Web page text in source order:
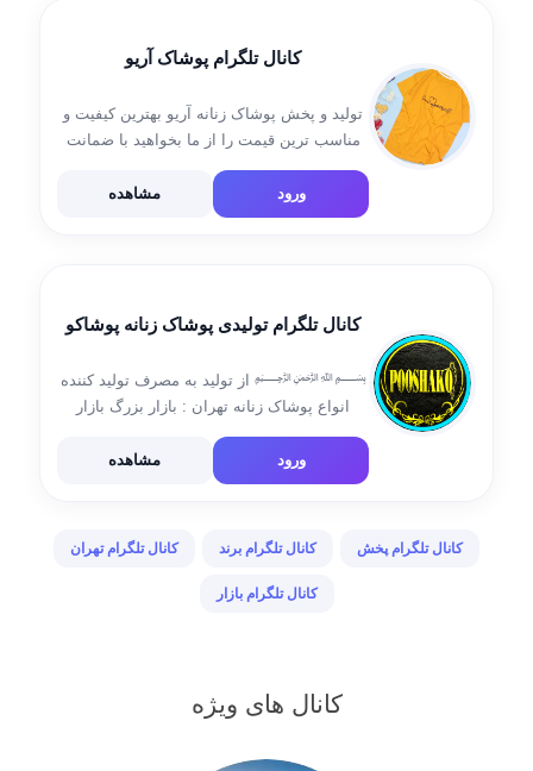
کانال تلگرام پوشاک آریو
تولید و پخش پوشاک زنانه آریو بهترین کیفیت و
مناسب ترین قیمت را از ما بخواهید با ضمانت
منفی یک پلاک ۲۴۲ […]
ورود مشاهده
کانال تلگرام تولیدی پوشاک زنانه پوشاکو
﷽ از تولید به مصرف تولید کننده
انواع پوشاک زنانه تهران : بازار بزرگ بازار
سوم پلاک ۲/۷۳ تلفن تماس : 09388562006
《《《 🌟 با مدیریت جدید 🌟 […]
ورود مشاهده
کانال تلگرام پخش کانال تلگرام برند کانال تلگرام تهران
کانال تلگرام بازار
کانال های ویژه